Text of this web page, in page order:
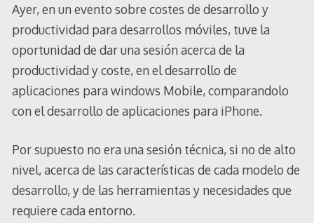
Ayer, en un evento sobre costes de desarrollo y
productividad para desarrollos móviles, tuve la
oportunidad de dar una sesión acerca de la
productividad y coste, en el desarrollo de
aplicaciones para windows Mobile, comparandolo
con el desarrollo de aplicaciones para iPhone.
Por supuesto no era una sesión técnica, si no de alto
nivel, acerca de las características de cada modelo de
desarrollo, y de las herramientas y necesidades que
requiere cada entorno.